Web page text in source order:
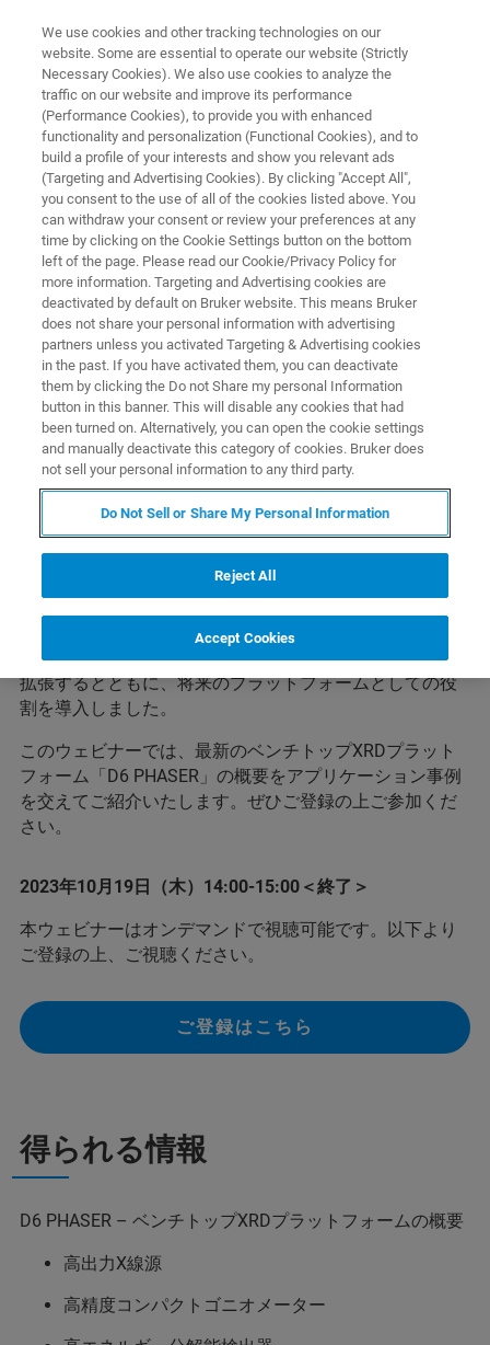
INNOVATIVE BENCHTOP X-RAY DIFFRACTION: POWER, VERSATILITY AND
ベンチトップX線回折装置が切
り拓く 新しい材料評価のアプロ
ーチ
内容
卓上型XRDは旧式の大型装置に対し、スループットの最
大化、所有コストの最小化といった数多くのメリットを
ブルカーは卓上型XRDの設計を見直し、対応アプリケー
ションの幅を、薄膜、バルク試料などの材料評価手法に
拡張するとともに、将来のプラットフォームとしての役
割を導入しました。
このウェビナーでは、最新のベンチトップXRDプラット
フォーム「D6 PHASER」の概要をアプリケーション事例
を交えてご紹介いたします。ぜひご登録の上ご参加くだ
さい。
2023年10月19日（木）14:00-15:00＜終了＞
本ウェビナーはオンデマンドで視聴可能です。以下より
ご登録の上、ご視聴ください。
ご登録はこちら
得られる情報
D6 PHASER – ベンチトップXRDプラットフォームの概要
高出力X線源
高精度コンパクトゴニオメーター
We use cookies and other tracking technologies on our
website. Some are essential to operate our website (Strictly
Necessary Cookies). We also use cookies to analyze the
traffic on our website and improve its performance
(Performance Cookies), to provide you with enhanced
functionality and personalization (Functional Cookies), and to
build a profile of your interests and show you relevant ads
(Targeting and Advertising Cookies). By clicking "Accept All",
you consent to the use of all of the cookies listed above. You
can withdraw your consent or review your preferences at any
time by clicking on the Cookie Settings button on the bottom
left of the page. Please read our Cookie/Privacy Policy for
more information. Targeting and Advertising cookies are
deactivated by default on Bruker website. This means Bruker
does not share your personal information with advertising
partners unless you activated Targeting & Advertising cookies
in the past. If you have activated them, you can deactivate
them by clicking the Do not Share my personal Information
button in this banner. This will disable any cookies that had
been turned on. Alternatively, you can open the cookie settings
and manually deactivate this category of cookies. Bruker does
not sell your personal information to any third party.
Do Not Sell or Share My Personal Information
Reject All
Accept Cookies